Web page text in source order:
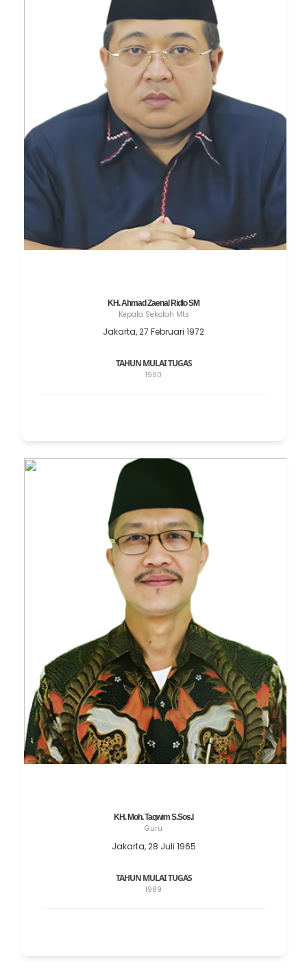
KH. Ahmad Zaenal Ridlo SM
Kepala Sekolah Mts
Jakarta, 27 Februari 1972
TAHUN MULAI TUGAS
1990
KH. Moh. Taqwim S.Sos.I
Guru
Jakarta, 28 Juli 1965
TAHUN MULAI TUGAS
1989